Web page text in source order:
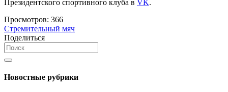
Президентского спортивного клуба в VK.
Просмотров: 366
Стремительный мяч
Поделиться
Новостные рубрики